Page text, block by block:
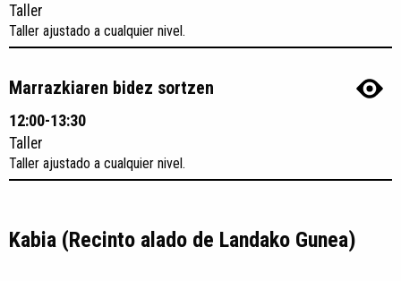
Taller
Taller ajustado a cualquier nivel.
Marrazkiaren bidez sortzen
12:00-13:30
Taller
Taller ajustado a cualquier nivel.
Kabia (Recinto alado de Landako Gunea)